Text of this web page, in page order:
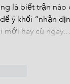
là biết trận
ý khối “nhận
mới hay cũ